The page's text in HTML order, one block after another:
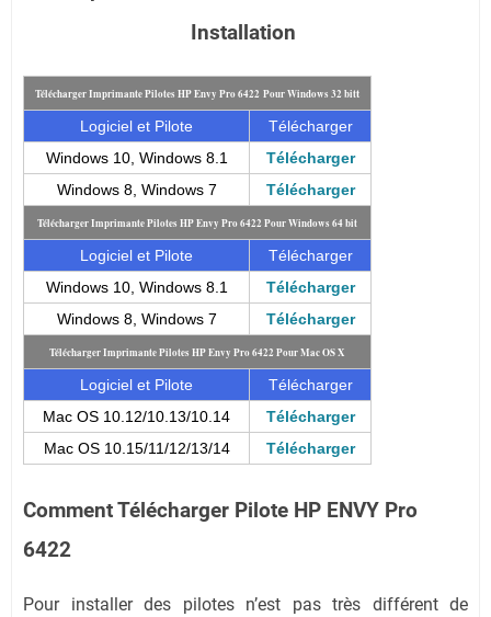
Installation
Télécharger Imprimante Pilotes HP Envy Pro 6422 Pour Windows 32 bitt
Logiciel et Pilote
Télécharger
Windows 10, Windows 8.1
Télécharger
Windows 8, Windows 7
Télécharger
Télécharger Imprimante Pilotes HP Envy Pro 6422 Pour Windows 64 bit
Logiciel et Pilote
Télécharger
Windows 10, Windows 8.1
Télécharger
Windows 8, Windows 7
Télécharger
Télécharger Imprimante Pilotes HP Envy Pro 6422 Pour Mac OS X
Logiciel et Pilote
Télécharger
Mac OS 10.12/10.13/10.14
Télécharger
Mac OS 10.15/11/12/13/14
Télécharger
Comment Télécharger Pilote HP ENVY Pro
6422
Pour installer des pilotes n’est pas très différent de